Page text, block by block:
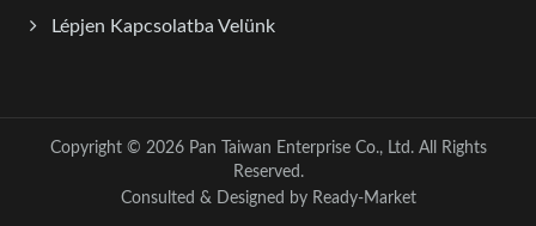
Lépjen Kapcsolatba Velünk
Copyright © 2026 Pan Taiwan Enterprise Co., Ltd.All Rights
Reserved.
Consulted & Designed by Ready-Market